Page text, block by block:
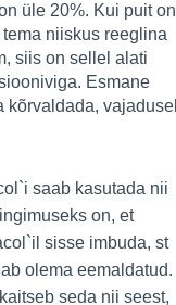
üle 20%. Kui puit on
niiskus reeglina
siis on sellel alati
Esmane
vajadusel
saab kasutada nii
on, et
sisse imbuda, st
olema eemaldatud.
seda nii seest,